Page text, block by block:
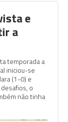
e
a
temporada a
iniciou-se
(1-0) e
o
não tinha